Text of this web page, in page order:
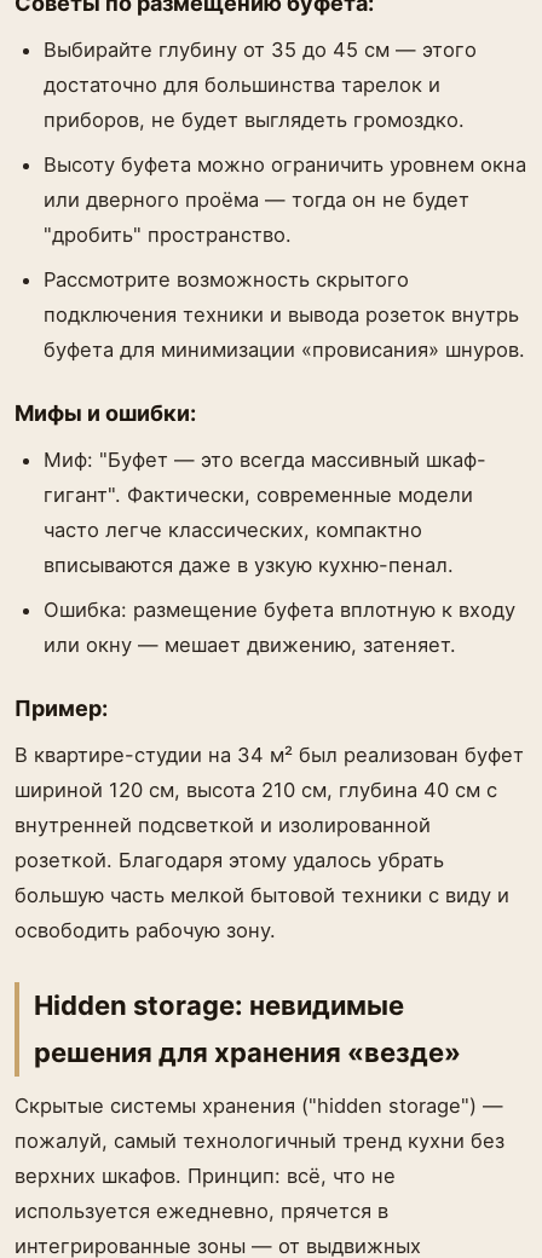
Выбирайте глубину от 35 до 45 см — этого
достаточно для большинства тарелок и
приборов, не будет выглядеть громоздко.
Высоту буфета можно ограничить уровнем окна
или дверного проёма — тогда он не будет
"дробить" пространство.
Рассмотрите возможность скрытого
подключения техники и вывода розеток внутрь
буфета для минимизации «провисания» шнуров.
Мифы и ошибки:
Миф: "Буфет — это всегда массивный шкаф-
гигант". Фактически, современные модели
часто легче классических, компактно
вписываются даже в узкую кухню-пенал.
Ошибка: размещение буфета вплотную к входу
или окну — мешает движению, затеняет.
Пример:
В квартире-студии на 34 м² был реализован буфет
шириной 120 см, высота 210 см, глубина 40 см с
внутренней подсветкой и изолированной
розеткой. Благодаря этому удалось убрать
большую часть мелкой бытовой техники с виду и
освободить рабочую зону.
Hidden storage: невидимые
решения для хранения «везде»
Скрытые системы хранения ("hidden storage") —
пожалуй, самый технологичный тренд кухни без
верхних шкафов. Принцип: всё, что не
используется ежедневно, прячется в
интегрированные зоны — от выдвижных